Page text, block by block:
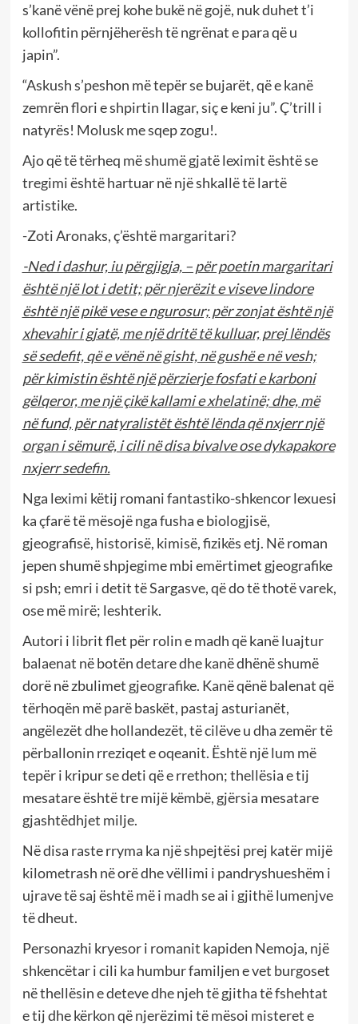
s’kanë vënë prej kohe bukë në gojë, nuk duhet t’i
kollofitin përnjëherësh të ngrënat e para që u
japin”.
“Askush s’peshon më tepër se bujarët, që e kanë
zemrën flori e shpirtin llagar, siç e keni ju”. Ç’trill i
natyrës! Molusk me sqep zogu!.
Ajo që të tërheq më shumë gjatë leximit është se
tregimi është hartuar në një shkallë të lartë
artistike.
-Zoti Aronaks, ç’është margaritari?
-Ned i dashur, iu përgjigja, – për poetin margaritari
është një lot i detit; për njerëzit e viseve lindore
është një pikë vese e ngurosur; për zonjat është një
xhevahir i gjatë, me një dritë të kulluar, prej lëndës
së sedefit, që e vënë në gisht, në gushë e në vesh;
për kimistin është një përzierje fosfati e karboni
gëlqeror, me një çikë kallami e xhelatinë; dhe, më
në fund, për natyralistët është lënda që nxjerr një
organ i sëmurë, i cili në disa bivalve ose dykapakore
nxjerr sedefin.
Nga leximi këtij romani fantastiko-shkencor lexuesi
ka çfarë të mësojë nga fusha e biologjisë,
gjeografisë, historisë, kimisë, fizikës etj. Në roman
jepen shumë shpjegime mbi emërtimet gjeografike
si psh; emri i detit të Sargasve, që do të thotë varek,
ose më mirë; leshterik.
Autori i librit flet për rolin e madh që kanë luajtur
balaenat në botën detare dhe kanë dhënë shumë
dorë në zbulimet gjeografike. Kanë qënë balenat që
tërhoqën më parë baskët, pastaj asturianët,
angëlezët dhe hollandezët, të cilëve u dha zemër të
përballonin rreziqet e oqeanit. Është një lum më
tepër i kripur se deti që e rrethon; thellësia e tij
mesatare është tre mijë këmbë, gjërsia mesatare
gjashtëdhjet milje.
Në disa raste rryma ka një shpejtësi prej katër mijë
kilometrash në orë dhe vëllimi i pandryshueshëm i
ujrave të saj është më i madh se ai i gjithë lumenjve
të dheut.
Personazhi kryesor i romanit kapiden Nemoja, një
shkencëtar i cili ka humbur familjen e vet burgoset
në thellësin e deteve dhe njeh të gjitha të fshehtat
e tij dhe kërkon që njerëzimi të mësoi misteret e